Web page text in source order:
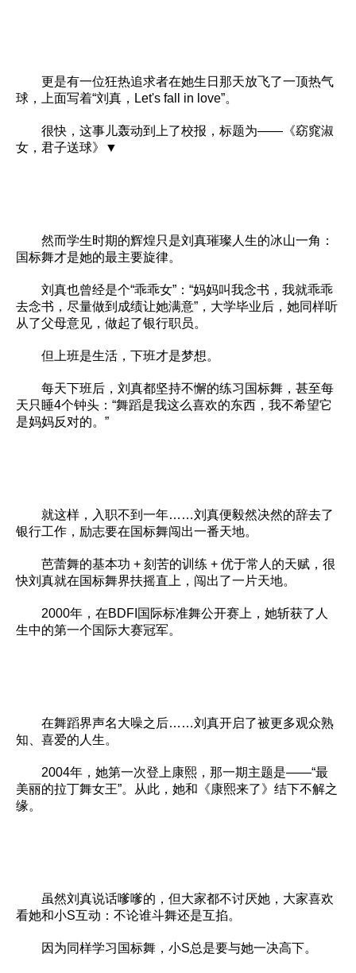
更是有一位狂热追求者在她生日那天放飞了一顶热气
球，上面写着“刘真，Let's fall in love”。
很快，这事儿轰动到上了校报，标题为——《窈窕淑
女，君子送球》▼
然而学生时期的辉煌只是刘真璀璨人生的冰山一角：
国标舞才是她的最主要旋律。
刘真也曾经是个“乖乖女”：“妈妈叫我念书，我就乖乖
去念书，尽量做到成绩让她满意”，大学毕业后，她同样听
从了父母意见，做起了银行职员。
但上班是生活，下班才是梦想。
每天下班后，刘真都坚持不懈的练习国标舞，甚至每
天只睡4个钟头：“舞蹈是我这么喜欢的东西，我不希望它
是妈妈反对的。”
就这样，入职不到一年……刘真便毅然决然的辞去了
银行工作，励志要在国标舞闯出一番天地。
芭蕾舞的基本功 + 刻苦的训练 + 优于常人的天赋，很
快刘真就在国标舞界扶摇直上，闯出了一片天地。
2000年，在BDFI国际标准舞公开赛上，她斩获了人
生中的第一个国际大赛冠军。
在舞蹈界声名大噪之后……刘真开启了被更多观众熟
知、喜爱的人生。
2004年，她第一次登上康熙，那一期主题是——“最
美丽的拉丁舞女王”。从此，她和《康熙来了》结下不解之
缘。
虽然刘真说话嗲嗲的，但大家都不讨厌她，大家喜欢
看她和小S互动：不论谁斗舞还是互掐。
因为同样学习国标舞，小S总是要与她一决高下。